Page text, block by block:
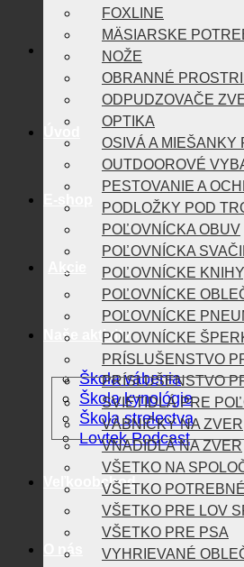
Akcie
Naše aktivity
Škola vábenia
Škola kynológie
Škola strelectva
Lovtek Podcast
Veľkoobchod
O nás
FOXLINE
MÄSIARSKE
NOŽE
OBRANNÉ
ODPUDZOVAČE
OPTIKA
OSIVÁ A MIEŠANKY
OUTDOOROVÉ
PESTOVANIE A
PODLOŽKY POD
POĽOVNÍCKA OBUV
POĽOVNÍCKA
POĽOVNÍCKE
POĽOVNÍCKE
POĽOVNÍCKE
POĽOVNÍCKE
PRÍSLUŠENSTVO
PRÍSLUŠENSTVO
SVIETIDLÁ PRE
VÁBNIČKY NA ZVER
VNADIDLÁ NA ZVER
VŠETKO NA
VŠETKO
VŠETKO PRE LOV
VŠETKO PRE PSA
VYHRIEVANÉ